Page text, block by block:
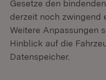
Gesetze den
derzeit noch zwingend
Weitere Anpassungen
Hinblick auf die
Datenspeicher.